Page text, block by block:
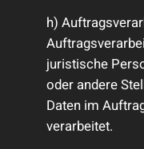
h)
juristische
oder andere
Daten im
verarbeitet.